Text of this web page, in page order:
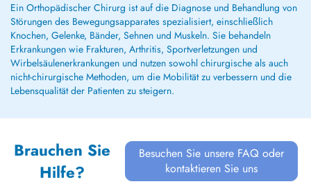
Ein Orthopädischer Chirurg ist auf die Diagnose und Behandlung von
Störungen des Bewegungsapparates spezialisiert, einschließlich
Knochen, Gelenke, Bänder, Sehnen und Muskeln. Sie behandeln
Erkrankungen wie Frakturen, Arthritis, Sportverletzungen und
Wirbelsäulenerkrankungen und nutzen sowohl chirurgische als auch
nicht-chirurgische Methoden, um die Mobilität zu verbessern und die
Lebensqualität der Patienten zu steigern.
Brauchen Sie
Hilfe?
Besuchen Sie unsere FAQ oder
kontaktieren Sie uns